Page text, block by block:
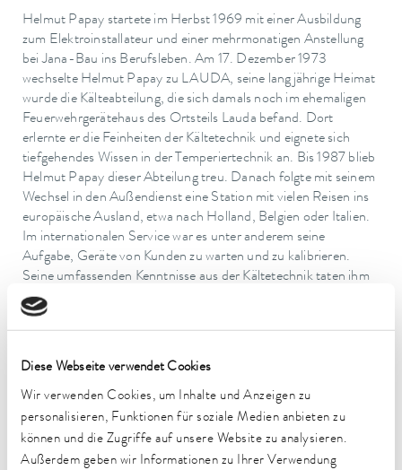
Diese Webseite verwendet Cookies
Wir verwenden Cookies, um Inhalte und Anzeigen zu
personalisieren, Funktionen für soziale Medien anbieten zu
können und die Zugriffe auf unsere Website zu analysieren.
Außerdem geben wir Informationen zu Ihrer Verwendung
Helmut Papay startete im Herbst 1969 mit einer Ausbildung
zum Elektroinstallateur und einer mehrmonatigen Anstellung
bei Jana-Bau ins Berufsleben. Am 17. Dezember 1973
wechselte Helmut Papay zu LAUDA, seine langjährige Heimat
wurde die Kälteabteilung, die sich damals noch im ehemaligen
Feuerwehrgerätehaus des Ortsteils Lauda befand. Dort
erlernte er die Feinheiten der Kältetechnik und eignete sich
tiefgehendes Wissen in der Temperiertechnik an. Bis 1987 blieb
Helmut Papay dieser Abteilung treu. Danach folgte mit seinem
Wechsel in den Außendienst eine Station mit vielen Reisen ins
europäische Ausland, etwa nach Holland, Belgien oder Italien.
Im internationalen Service war es unter anderem seine
Aufgabe, Geräte von Kunden zu warten und zu kalibrieren.
Seine umfassenden Kenntnisse aus der Kältetechnik taten ihm
hier gute Dienste, auch wenn die Kommunikation mit den
internationalen Kunden damals oft noch mit ›Händen und
zum Innendienst in die Reparaturabteilung. Dr. Gunther
Wobser erinnerte sich in seiner Laudatio an Helmut Papay als
freundlichen, emsigen Mitarbeiter, der immer mit einem
Lächeln auf den Lippen anzutreffen war. Ab 2010 wechselte